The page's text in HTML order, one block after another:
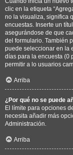
clic en la etiqueta
no la visualiza, significa
encuestas. Inserte un
asegurándose de que
del formulario. También
puede seleccionar en la
días para la encuesta (0
permitir a lo usuarios
Arriba
¿Por qué no se puede
El límite para opciones
necesita añadir más
Administración.
Arriba